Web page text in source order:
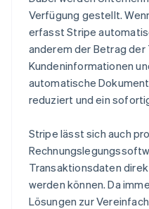
Verfügung gestellt.
erfasst Stripe
anderem der Betrag der
Kundeninformationen
automatische
reduziert und ein
Stripe lässt sich auch
Transaktionsdaten
werden können. Da
Lösungen zur